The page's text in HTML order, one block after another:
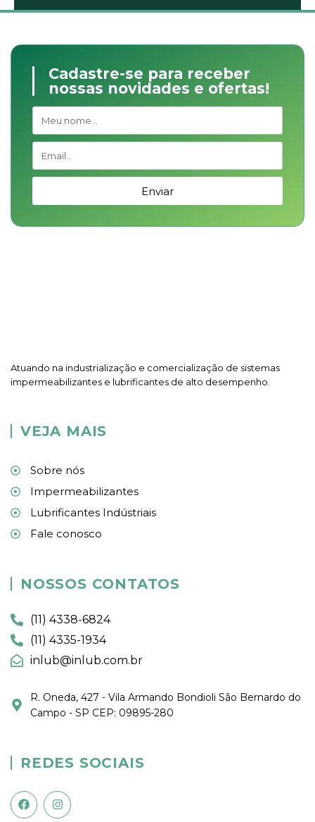
Cadastre-se para receber
nossas novidades e ofertas!
Enviar
Atuando na industrialização e comercialização de sistemas
impermeabilizantes e lubrificantes de alto desempenho.
VEJA MAIS
Sobre nós
Impermeabilizantes
Lubrificantes Indústriais
Fale conosco
NOSSOS CONTATOS
(11) 4338-6824
(11) 4335-1934
inlub@inlub.com.br
R. Oneda, 427 - Vila Armando Bondioli São Bernardo do
Campo - SP CEP: 09895-280
REDES SOCIAIS